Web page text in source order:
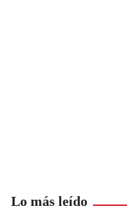
Lo más leído